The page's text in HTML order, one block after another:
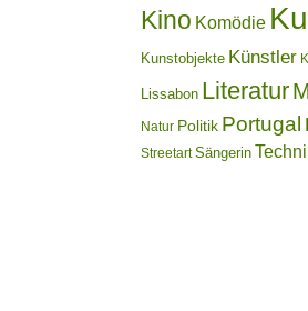
Kino Komödie
Kunstobjekte Künstler
Lissabon Literatur
Natur Politik Portugal
Streetart Sängerin